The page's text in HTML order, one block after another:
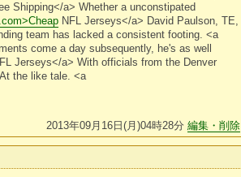
Shipping</a> Whether a unconstipated
NFL Jerseys</a> David Paulson, TE,
team has lacked a consistent footing. <a
come a day subsequently, he's as well
Jerseys</a> With officials from the Denver
the like tale. <a
2013年09月16日(月)04時28分 編集・削除